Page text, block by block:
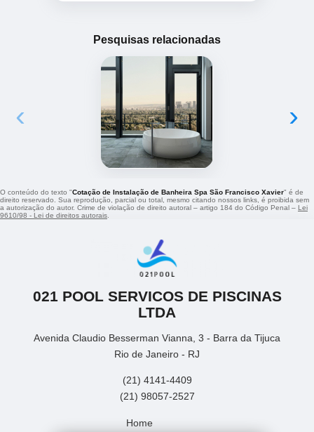
Pesquisas relacionadas
‹ ›
O conteúdo do texto "Cotação de Instalação de Banheira Spa São Francisco Xavier" é de
direito reservado. Sua reprodução, parcial ou total, mesmo citando nossos links, é proibida sem
a autorização do autor. Crime de violação de direito autoral – artigo 184 do Código Penal – Lei
9610/98 - Lei de direitos autorais
021 POOL SERVICOS DE PISCINAS
LTDA
Avenida Claudio Besserman Vianna, 3 - Barra da Tijuca
Rio de Janeiro - RJ
(21) 4141-4409
(21) 98057-2527
Home